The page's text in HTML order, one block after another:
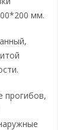
мм.
прогибов,